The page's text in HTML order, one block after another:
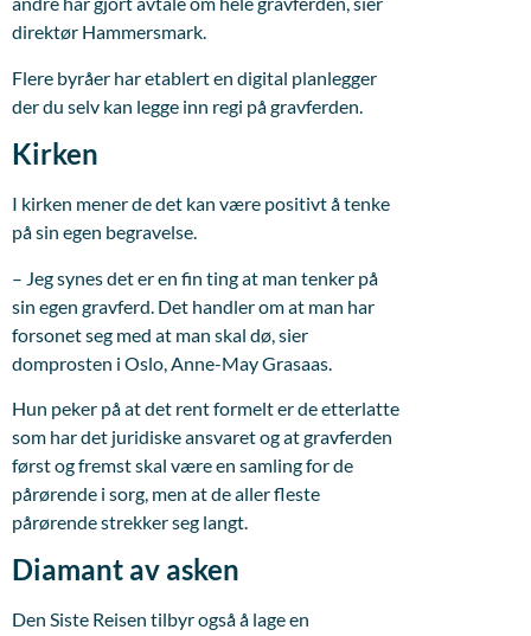
direktør Hammersmark.
Flere byråer har etablert en digital planlegger
der du selv kan legge inn regi på gravferden.
Kirken
I kirken mener de det kan være positivt å tenke
på sin egen begravelse.
– Jeg synes det er en fin ting at man tenker på
sin egen gravferd. Det handler om at man har
forsonet seg med at man skal dø, sier
domprosten i Oslo, Anne-May Grasaas.
Hun peker på at det rent formelt er de etterlatte
som har det juridiske ansvaret og at gravferden
først og fremst skal være en samling for de
pårørende i sorg, men at de aller fleste
pårørende strekker seg langt.
Diamant av asken
Den Siste Reisen tilbyr også å lage en